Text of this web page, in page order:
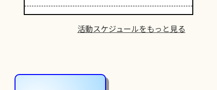
活動スケジュールをもっと見る